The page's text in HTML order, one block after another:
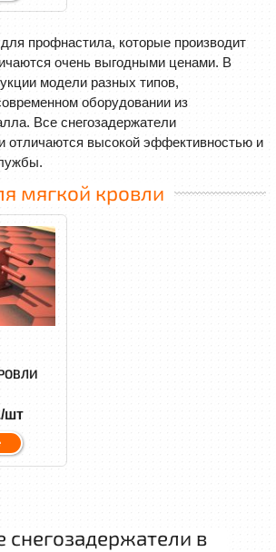
профнастила, которые производит
очень выгодными ценами. В
модели разных типов,
оборудовании из
Все снегозадержатели
отличаются высокой эффективностью и
мягкой кровли
шт
снегозадержатели в